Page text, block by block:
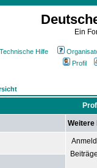
Ein
Technische Hilfe
Profil
Weitere